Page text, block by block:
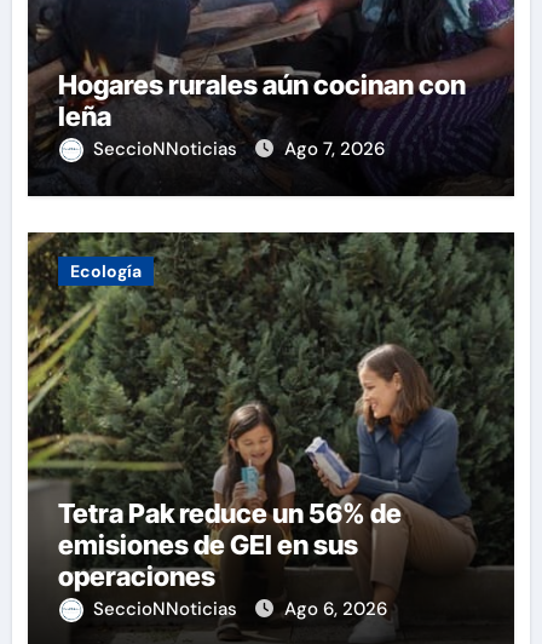
Hogares rurales aún cocinan con
leña
SeccioNNoticias Ago 7, 2026
Ecología
Tetra Pak reduce un 56% de
emisiones de GEI en sus
operaciones
SeccioNNoticias Ago 6, 2026